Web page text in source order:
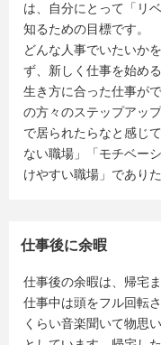
は、自分にとって「リ
知るための目標です。
どんな人事でいたいか
ず、新しく仕事を始め
生き方に合った仕事が
の方々のステップアッ
で居られたらなと感じ
ない職場」「モチベー
けやすい職場」でありた
仕事後に余暇
仕事後の余暇は、帰宅
仕事中は頭をフル回転
くらい音楽聞いて物思